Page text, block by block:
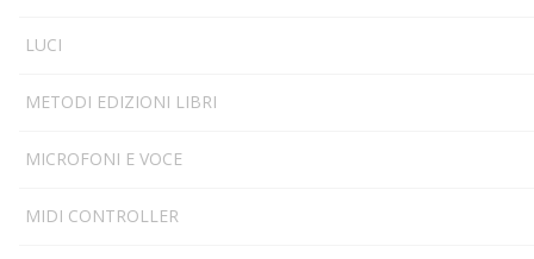
LUCI
METODI EDIZIONI LIBRI
MICROFONI E VOCE
MIDI CONTROLLER